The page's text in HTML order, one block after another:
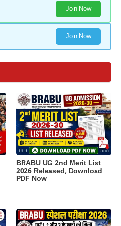
Join Now
Join Now
BRABU UG 2nd Merit List
2026 Released, Download
PDF Now